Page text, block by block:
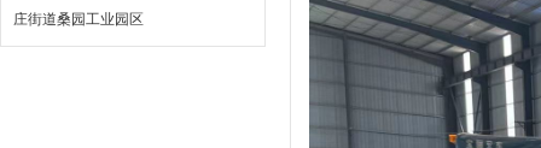
庄街道桑园工业园区